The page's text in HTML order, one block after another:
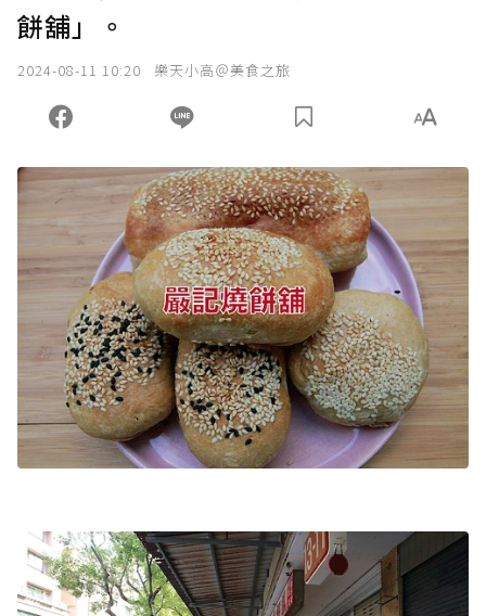
餅舖」。
2024-08-11 10:20 樂天小高＠美食之旅